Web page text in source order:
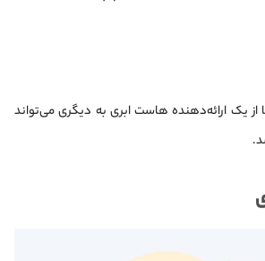
از یک ارائه‌دهنده هاست ابری به دیگری می‌تواند